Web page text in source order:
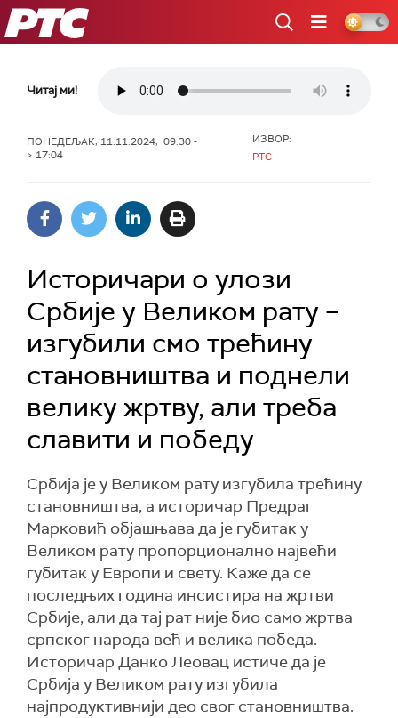
РТС
Читај ми!
ПОНЕДЕЉАК, 11.11.2024, 09:30 -
> 17:04
ИЗВОР:
РТС
Историчари о улози
Србије у Великом рату –
изгубили смо трећину
становништва и поднели
велику жртву, али треба
славити и победу
Србија је у Великом рату изгубила трећину
становништва, а историчар Предраг
Марковић објашњава да је губитак у
Великом рату пропорционално највећи
губитак у Европи и свету. Каже да се
последњих година инсистира на жртви
Србије, али да тај рат није био само жртва
српског народа већ и велика победа.
Историчар Данко Леовац истиче да је
Србија у Великом рату изгубила
најпродуктивнији део свог становништва.